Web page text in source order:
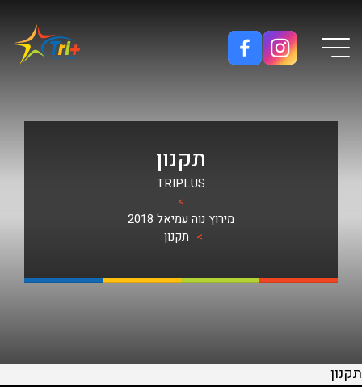
Button used only for devices with a small screen
תקנון
TRIPLUS
>
מירוץ נוה עמיאל 2018
> תקנון
תקנון